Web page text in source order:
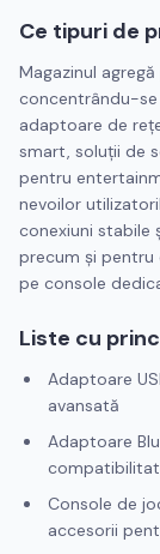
Ce tipuri de
Magazinul
concentrându-
adaptoare de
smart, soluții de
pentru
nevoilor
conexiuni stabile
precum și pentru
pe console
Liste cu
Adaptoare
avansată
Adaptoare
Console de
accesorii